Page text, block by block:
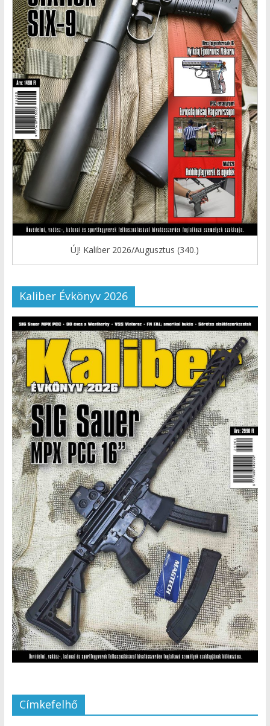
ÚJ! Kaliber 2026/Augusztus (340.)
Kaliber Évkönyv 2026
Címkefelhő